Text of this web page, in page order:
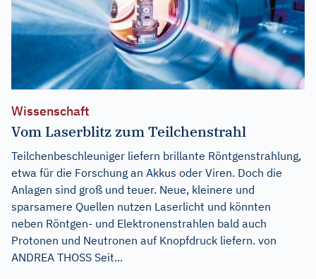
Wissenschaft
Vom Laserblitz zum Teilchenstrahl
Teilchenbeschleuniger liefern brillante Röntgenstrahlung,
etwa für die Forschung an Akkus oder Viren. Doch die
Anlagen sind groß und teuer. Neue, kleinere und
sparsamere Quellen nutzen Laserlicht und könnten
neben Röntgen- und Elektronenstrahlen bald auch
Protonen und Neutronen auf Knopfdruck liefern. von
ANDREA THOSS Seit...